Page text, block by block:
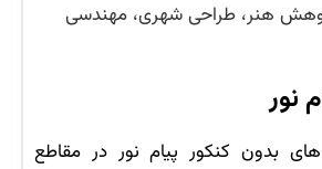
هنر، طراحی شهری، مهندسی
نور
بدون کنکور پیام نور در مقاطع